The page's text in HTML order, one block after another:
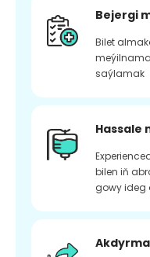
Bejergi
Bilet
saýlamak
Hassale
bilen iň
gowy ideg